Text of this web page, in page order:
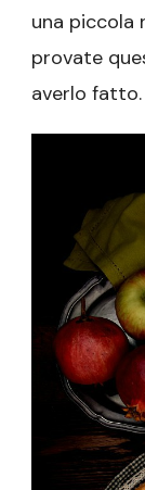
una piccola
provate
averlo fatto.